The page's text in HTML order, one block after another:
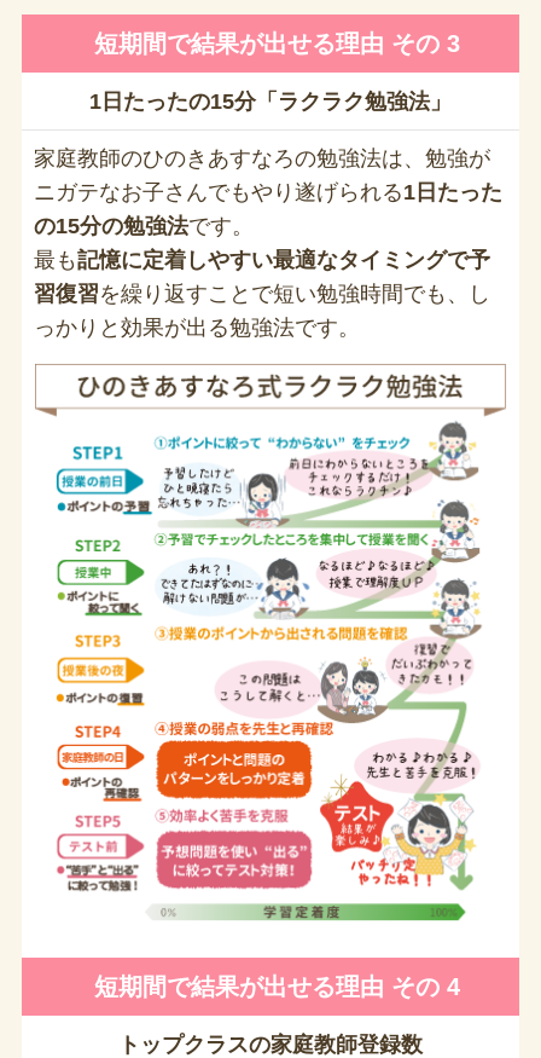
短期間で結果が出せる理由 その 3
1日たったの15分「ラクラク勉強法」
家庭教師のひのきあすなろの勉強法は、勉強が
ニガテなお子さんでもやり遂げられる1日たった
の15分の勉強法です。
最も記憶に定着しやすい最適なタイミングで予
習復習を繰り返すことで短い勉強時間でも、し
っかりと効果が出る勉強法です。
短期間で結果が出せる理由 その 4
トップクラスの家庭教師登録数